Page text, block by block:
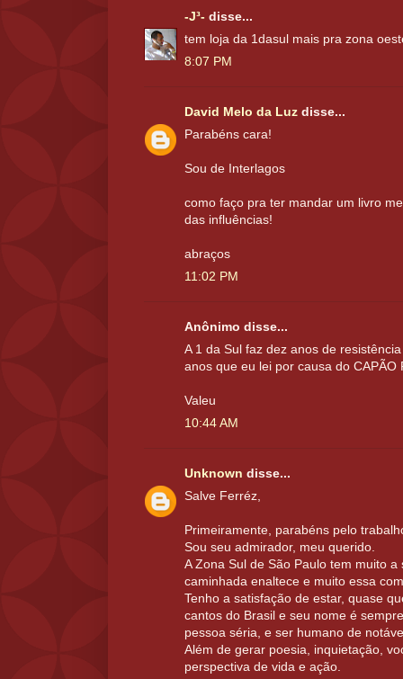
-J³- disse...
tem loja da 1dasul mais pra zona
8:07 PM
David Melo da Luz disse...
Parabéns cara!
Sou de Interlagos
como faço pra ter mandar um livro
das influências!
abraços
11:02 PM
Anônimo disse...
A 1 da Sul faz dez anos de
anos que eu lei por causa do CAPÃO
Valeu
10:44 AM
Unknown disse...
Salve Ferréz,
Primeiramente, parabéns pelo
Sou seu admirador, meu querido.
A Zona Sul de São Paulo tem muito a
caminhada enaltece e muito essa
Tenho a satisfação de estar, quase
cantos do Brasil e seu nome é
pessoa séria, e ser humano de
Além de gerar poesia, inquietação,
perspectiva de vida e ação.